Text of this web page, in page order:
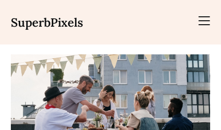
content
SuperbPixels